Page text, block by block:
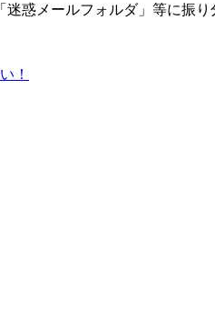
惑メールフォルダ」等に振